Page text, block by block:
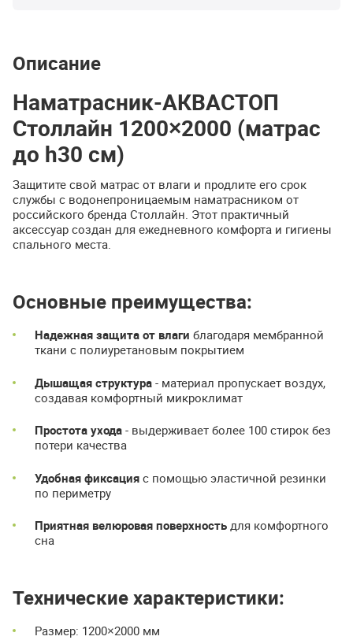
Описание
Наматрасник-АКВАСТОП
Столлайн 1200×2000 (матрас
до h30 см)
Защитите свой матрас от влаги и продлите его срок
службы с водонепроницаемым наматрасником от
российского бренда Столлайн. Этот практичный
аксессуар создан для ежедневного комфорта и гигиены
спального места.
Основные преимущества:
Надежная защита от влаги благодаря мембранной
ткани с полиуретановым покрытием
Дышащая структура - материал пропускает воздух,
создавая комфортный микроклимат
Простота ухода - выдерживает более 100 стирок без
потери качества
Удобная фиксация с помощью эластичной резинки
по периметру
Приятная велюровая поверхность для комфортного
сна
Технические характеристики:
Размер: 1200×2000 мм